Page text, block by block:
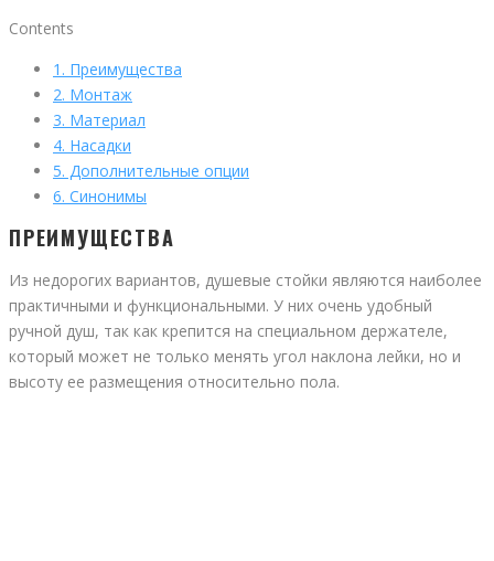
Contents
1. Преимущества
2. Монтаж
3. Материал
4. Насадки
5. Дополнительные опции
6. Синонимы
ПРЕИМУЩЕСТВА
Из недорогих вариантов, душевые стойки являются наиболее
практичными и функциональными. У них очень удобный
ручной душ, так как крепится на специальном держателе,
который может не только менять угол наклона лейки, но и
высоту ее размещения относительно пола.